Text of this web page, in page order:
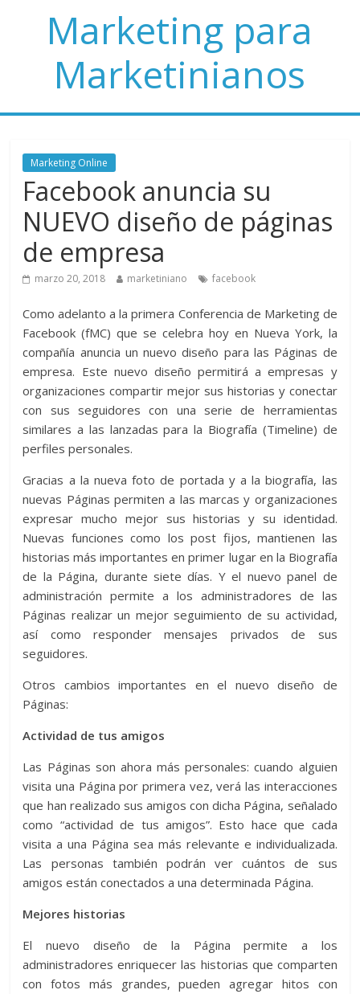
Marketing para
Marketinianos
Marketing Online
Facebook anuncia su
NUEVO diseño de páginas
de empresa
marzo 20, 2018 marketiniano facebook
Como adelanto a la primera Conferencia de Marketing de
Facebook (fMC) que se celebra hoy en Nueva York, la
compañía anuncia un nuevo diseño para las Páginas de
empresa. Este nuevo diseño permitirá a empresas y
organizaciones compartir mejor sus historias y conectar
con sus seguidores con una serie de herramientas
similares a las lanzadas para la Biografía (Timeline) de
perfiles personales.
Gracias a la nueva foto de portada y a la biografía, las
nuevas Páginas permiten a las marcas y organizaciones
expresar mucho mejor sus historias y su identidad.
Nuevas funciones como los post fijos, mantienen las
historias más importantes en primer lugar en la Biografía
de la Página, durante siete días. Y el nuevo panel de
administración permite a los administradores de las
Páginas realizar un mejor seguimiento de su actividad,
así como responder mensajes privados de sus
seguidores.
Otros cambios importantes en el nuevo diseño de
Páginas:
Actividad de tus amigos
Las Páginas son ahora más personales: cuando alguien
visita una Página por primera vez, verá las interacciones
que han realizado sus amigos con dicha Página, señalado
como “actividad de tus amigos”. Esto hace que cada
visita a una Página sea más relevante e individualizada.
Las personas también podrán ver cuántos de sus
amigos están conectados a una determinada Página.
Mejores historias
El nuevo diseño de la Página permite a los
administradores enriquecer las historias que comparten
con fotos más grandes, pueden agregar hitos con